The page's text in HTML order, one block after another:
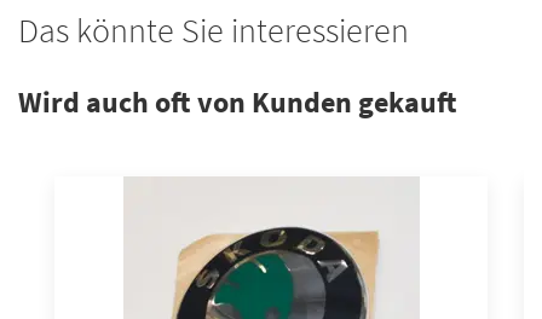
Das könnte Sie interessieren
Wird auch oft von Kunden gekauft